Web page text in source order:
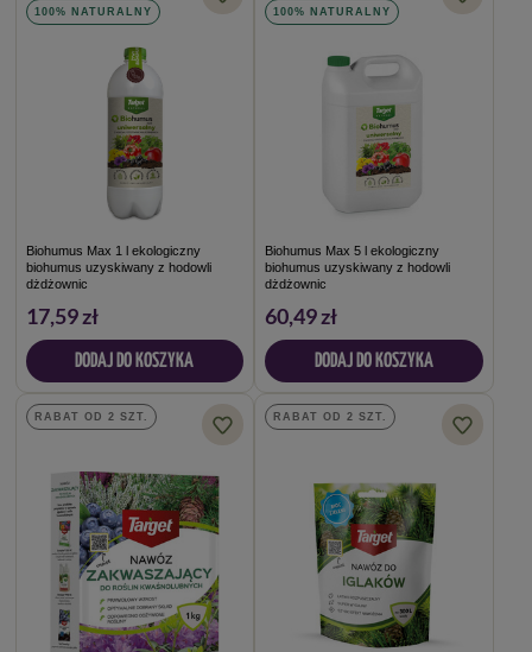
100% NATURALNY
Biohumus Max 1 l ekologiczny
biohumus uzyskiwany z hodowli
dżdżownic
17,59 zł
DODAJ DO KOSZYKA
100% NATURALNY
Biohumus Max 5 l ekologiczny
biohumus uzyskiwany z hodowli
dżdżownic
60,49 zł
DODAJ DO KOSZYKA
RABAT OD 2 SZT. RABAT OD 2 SZT.